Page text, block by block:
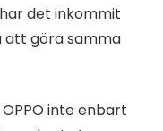
det inkommit
att göra samma
inte enbart